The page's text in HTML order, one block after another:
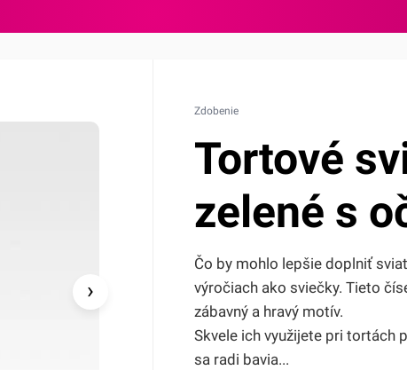
›
Zdobenie
Tortové
zelené s
Čo by mohlo lepšie doplniť
výročiach ako sviečky. Tieto
zábavný a hravý motív.
Skvele ich využijete pri tortách
sa radi bavia...